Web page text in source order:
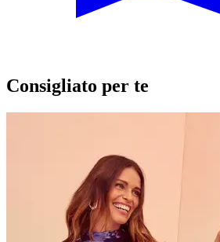
Consigliato per te